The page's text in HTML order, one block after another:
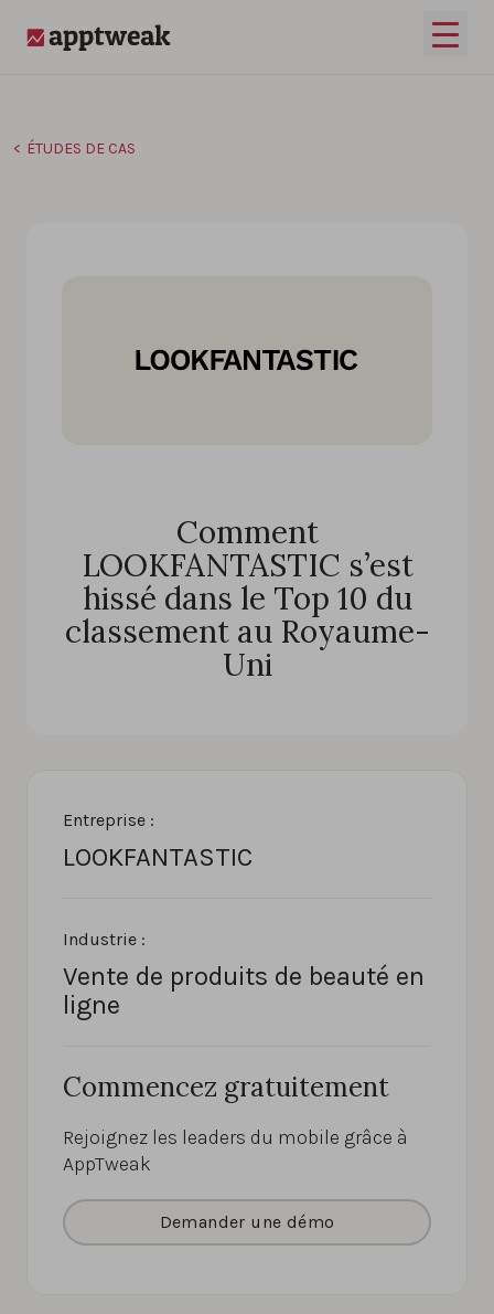
ÉTUDES DE CAS
Comment
LOOKFANTASTIC s’est
hissé dans le Top 10 du
classement au Royaume-
Uni
Entreprise :
LOOKFANTASTIC
Industrie :
Vente de produits de beauté en
ligne
Commencez gratuitement
Rejoignez les leaders du mobile grâce à
AppTweak
Demander une démo